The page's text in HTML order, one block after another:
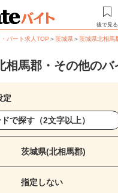
後で見る
パート求人TOP ＞茨城県＞茨城県北相馬
相馬郡・その他のバ
定
茨城県(北相馬郡)
指定しない